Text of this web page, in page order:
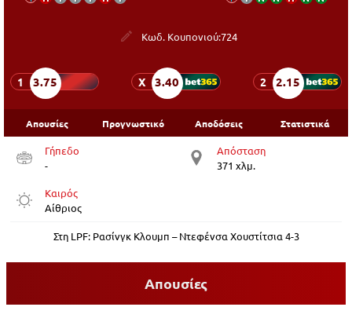
Κωδ. Κουπονιού:724
1 3.75 X 3.40 2 2.15
Απουσίες Προγνωστικό Αποδόσεις Στατιστικά
Γήπεδο
-
Απόσταση
371 χλμ.
Καιρός
Αίθριος
Στη LPF: Ρασίνγκ Κλουμπ – Ντεφένσα Χουστίτσια 4-3
Απουσίες